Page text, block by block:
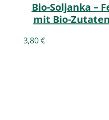
Bio-Soljanka –
mit Bio-
3,80€